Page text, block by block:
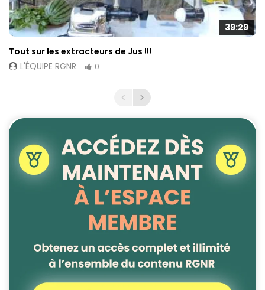
39:29
Tout sur les extracteurs de Jus !!!
L'ÉQUIPE RGNR
0